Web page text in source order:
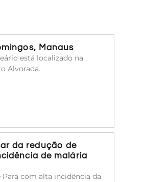
Manaus
está localizado na
Alvorada.
da redução de
de malária
com alta incidência da